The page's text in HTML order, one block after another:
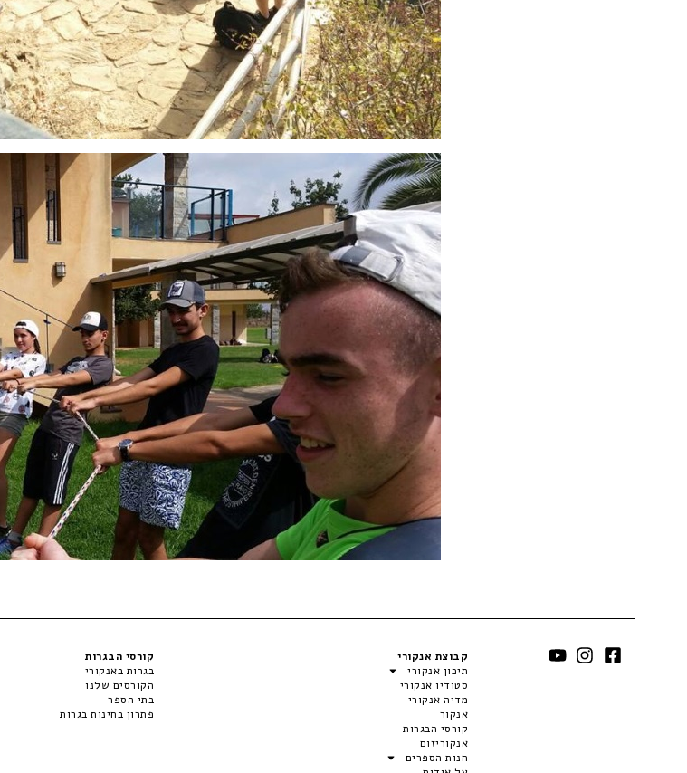
קבוצת אנקורי
תיכון אנקורי
סטודיו אנקורי
מדיה אנקורי
אנקור
קורסי הבגרות
אנקוריזום
חנות הספרים
קורסי הבגרות
בגרות באנקורי
הקורסים שלנו
בתי הספר
פתרון בחינות בגרות